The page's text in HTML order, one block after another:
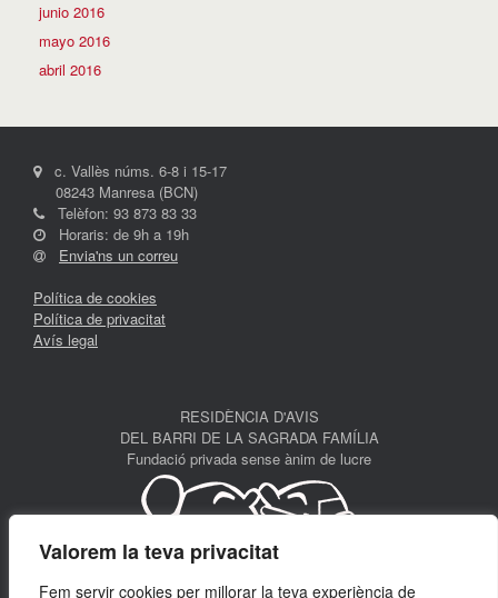
Valorem la teva privacitat
Fem servir cookies per millorar la teva experiència de
junio 2016
mayo 2016
abril 2016
c. Vallès núms. 6-8 i 15-17
08243 Manresa (BCN)
Telèfon: 93 873 83 33
Horaris: de 9h a 19h
Envia'ns un correu
Política de cookies
Política de privacitat
Avís legal
RESIDÈNCIA D'AVIS
DEL BARRI DE LA SAGRADA FAMÍLIA
Fundació privada sense ànim de lucre